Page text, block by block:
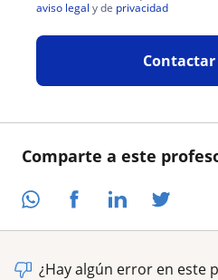
Comparte a este
aviso legal y de privacidad
¿Hay algún error en este